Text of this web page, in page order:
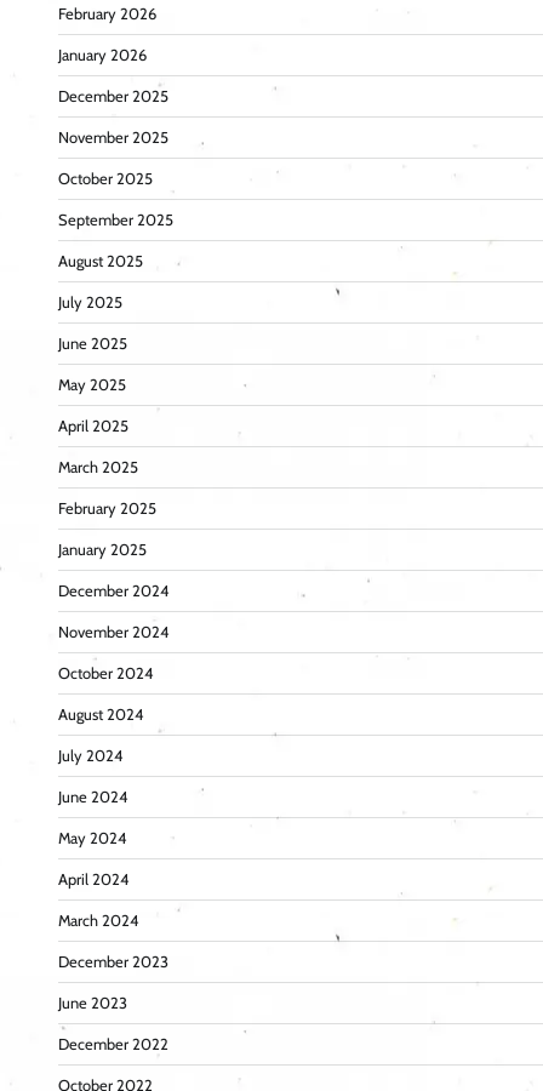
February 2026
January 2026
December 2025
November 2025
October 2025
September 2025
August 2025
July 2025
June 2025
May 2025
April 2025
March 2025
February 2025
January 2025
December 2024
November 2024
October 2024
August 2024
July 2024
June 2024
May 2024
April 2024
March 2024
December 2023
June 2023
December 2022
October 2022